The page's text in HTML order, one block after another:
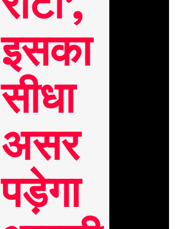
इसका
सीधा
असर
पड़ेगा